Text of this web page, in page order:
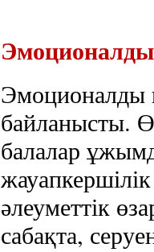
Эмоционалды
байланысты.
балалар
әлеуметтік
сабақта,